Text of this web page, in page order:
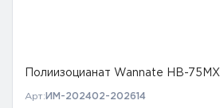
Полиизоцианат Wannate HB-75MX
Арт: ИМ-202402-202614